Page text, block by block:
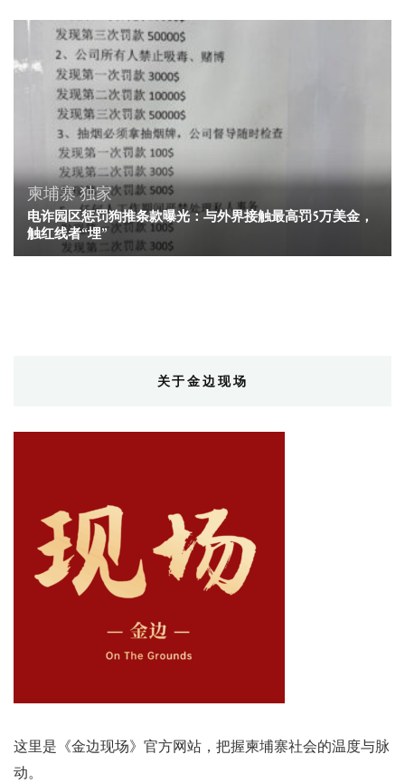
柬埔寨独家
电诈园区惩罚狗推条款曝光：与外界接触最高罚5万美金，
触红线者“埋”
关于金边现场
这里是《金边现场》官方网站，把握柬埔寨社会的温度与脉
动。